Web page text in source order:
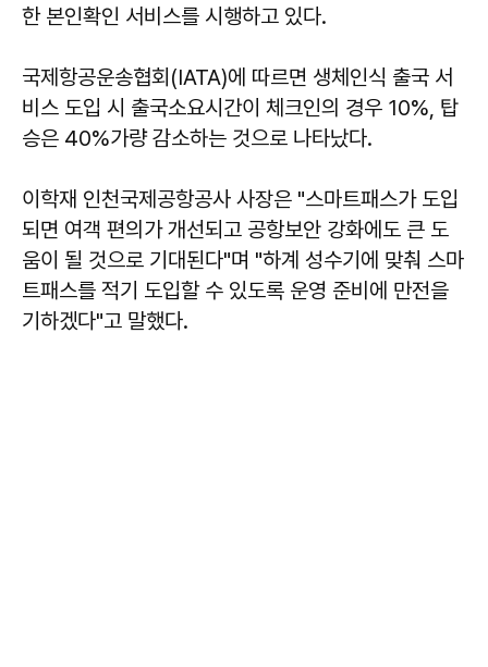
한 본인확인 서비스를 시행하고 있다.
국제항공운송협회(IATA)에 따르면 생체인식 출국 서
비스 도입 시 출국소요시간이 체크인의 경우 10%, 탑
승은 40%가량 감소하는 것으로 나타났다.
이학재 인천국제공항공사 사장은 "스마트패스가 도입
되면 여객 편의가 개선되고 공항보안 강화에도 큰 도
움이 될 것으로 기대된다"며 "하계 성수기에 맞춰 스마
트패스를 적기 도입할 수 있도록 운영 준비에 만전을
기하겠다"고 말했다.